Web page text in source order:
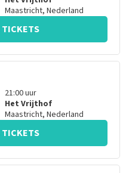
Maastricht, Nederland
21:00uur
Het Vrijthof
Maastricht, Nederland